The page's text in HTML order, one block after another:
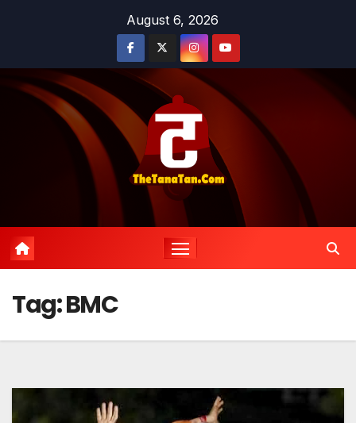
August 6, 2026
Tag:BMC